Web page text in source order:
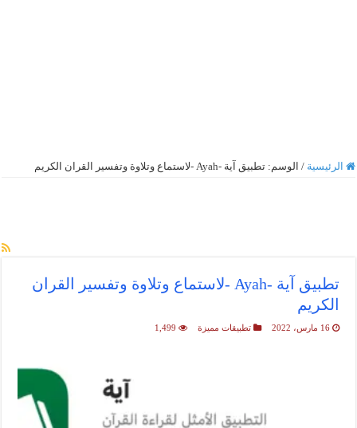
الرئيسية / الوسم: تطبيق آية -Ayah -لاستماع وتلاوة وتفسير القران الكريم
تطبيق آية -Ayah -لاستماع وتلاوة وتفسير القران
الكريم
16 مارس، 2022 تطبيقات مميزة 1,499